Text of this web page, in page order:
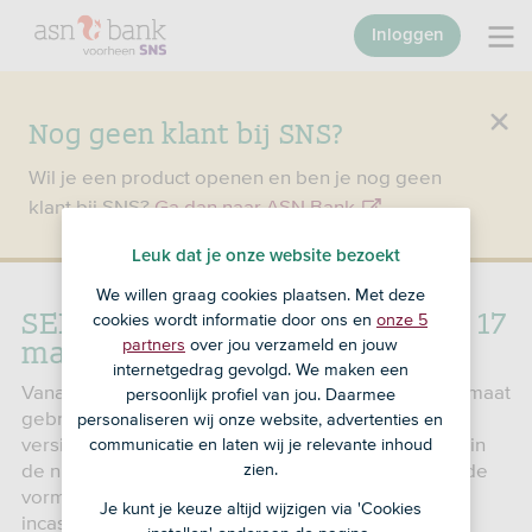
Nog geen klant bij SNS?
Wil je een product openen en ben je nog geen
klant bij SNS?Ga dan naar ASN Bank .
Inloggen
SEPA-bestandsformaten vanaf 17
maart 2024
Vanaf 17 maart 2024 kun je een nieuw bestandsformaat
gebruiken voor betalen en incasseren: SEPA XML
versie 2019. De belangrijkste verandering is dat je in
de nieuwe versie adresgegevens in gestructureerde
vorm kunt toevoegen bij een SEPA-betaling of -
incasso.
Leuk dat je onze website bezoekt
We willen graag cookies plaatsen. Met deze
cookies wordt informatie door ons en onze 5
partners over jou verzameld en jouw
internetgedrag gevolgd. We maken een
persoonlijk profiel van jou. Daarmee
personaliseren wij onze website, advertenties en
communicatie en laten wij je relevante inhoud
zien.
Je kunt je keuze altijd wijzigen via 'Cookies